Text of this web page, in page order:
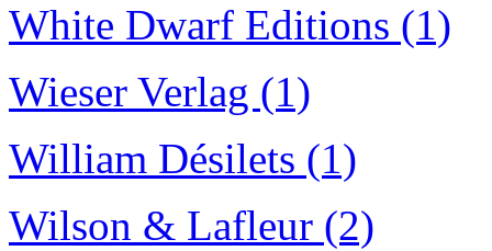
White Dwarf Editions (1)
Wieser Verlag (1)
William Désilets (1)
Wilson & Lafleur (2)